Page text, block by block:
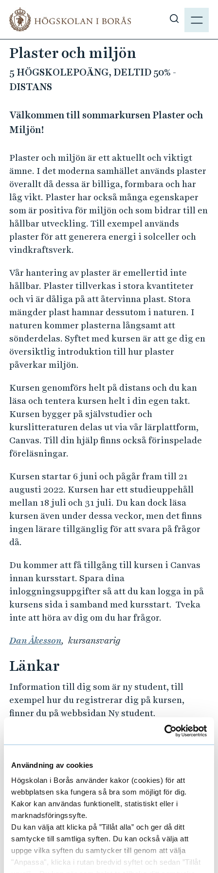
Användning av cookies
Högskolan i Borås använder kakor (cookies) för att
webbplatsen ska fungera så bra som möjligt för dig.
Kakor kan användas funktionellt, statistiskt eller i
marknadsföringssyfte.
Du kan välja att klicka på ”Tillåt alla” och ger då ditt
samtycke till samtliga syften. Du kan också välja att
uppge vilka syften du samtycker till genom att välja
"Anpassa", klicka i rutan bredvid syftet och sedan ”Tillåt
N
i
a
s
p
b
.
s
e
Plaster och miljön
5 HÖGSKOLEPOÄNG, DELTID 50% -
DISTANS
Välkommen till sommarkursen Plaster och
Miljön!
Plaster och miljön är ett aktuellt och viktigt
ämne. I det moderna samhället används plaster
överallt då dessa är billiga, formbara och har
låg vikt. Plaster har också många egenskaper
som är positiva för miljön och som bidrar till en
hållbar utveckling. Till exempel används
plaster för att generera energi i solceller och
vindkraftsverk.
Vår hantering av plaster är emellertid inte
hållbar. Plaster tillverkas i stora kvantiteter
och vi är dåliga på att återvinna plast. Stora
mängder plast hamnar dessutom i naturen. I
naturen kommer plasterna långsamt att
sönderdelas. Syftet med kursen är att ge dig en
översiktlig introduktion till hur plaster
påverkar miljön.
Kursen genomförs helt på distans och du kan
läsa och tentera kursen helt i din egen takt.
Kursen bygger på självstudier och
kurslitteraturen delas ut via vår lärplattform,
Canvas. Till din hjälp finns också förinspelade
föreläsningar.
Kursen startar 6 juni och pågår fram till 21
augusti 2022. Kursen har ett studieuppehåll
mellan 18 juli och 31 juli. Du kan dock läsa
kursen även under dessa veckor, men det finns
ingen lärare tillgänglig för att svara på frågor
då.
Du kommer att få tillgång till kursen i Canvas
innan kursstart. Spara dina
inloggningsuppgifter så att du kan logga in på
kursens sida i samband med kursstart. Tveka
inte att höra av dig om du har frågor.
Dan Åkesson, kursansvarig
Länkar
Information till dig som är ny student, till
exempel hur du registrerar dig på kursen,
finner du på webbsidan Ny student.
Kursinformation
Termin:
Våren 2022
Kurskod:
A260TG
Typ av kurs:
Sommarkurs
Studietakt:
Deltid 50%
Studietid:
Blandade tider